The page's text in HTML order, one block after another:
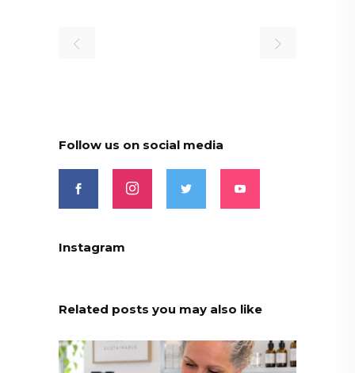
Follow us on social media
Instagram
Related posts you may also like